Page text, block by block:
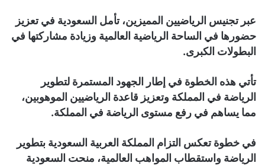
عبر تجنيس الرياضيين المميزين، تأمل السعودية في تعزيز
حضورها في الساحة الرياضية العالمية وزيادة مشاركتها في
البطولات الكبرى.
تأتي هذه الخطوة في إطار الجهود المستمرة لتطوير
الرياضة في المملكة وتعزيز قاعدة الرياضيين الموهوبين،
مما يساهم في رفع مستوى الرياضة في المملكة.
في خطوة تعكس التزام المملكة العربية السعودية بتطوير
الرياضة واستقطاب المواهب العالمية، منحت السعودية